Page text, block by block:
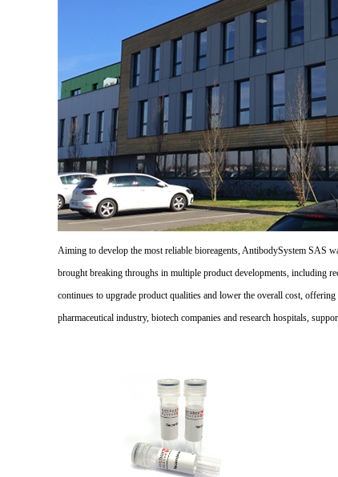
Aiming to develop the most reliable bioreagents, AntibodySystem SAS
brought breaking throughs in multiple product developments, including
continues to upgrade product qualities and lower the overall cost,
pharmaceutical industry, biotech companies and research hospitals,